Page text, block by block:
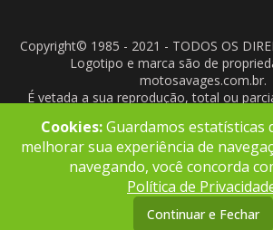
Copyright© 1985 - 2021 - TODOS OS
Logotipo e marca são de
motosavages.com.br.
É vetada a sua reprodução, total ou
- CNPJ: 10.927.924/0001-
Cookies:Guardamos estatísticas
melhorar sua experiência de
navegando, você concorda
Política de
Continuar e Fechar